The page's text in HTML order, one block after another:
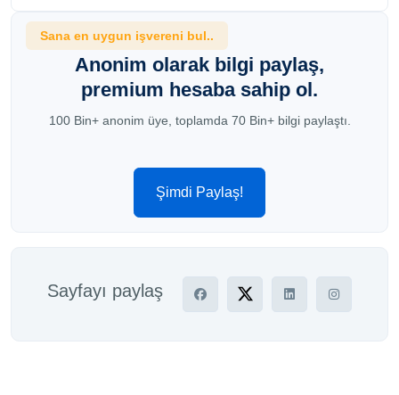
Sana en uygun işvereni bul..
Anonim olarak bilgi paylaş,
premium hesaba sahip ol.
100 Bin+ anonim üye, toplamda 70 Bin+ bilgi paylaştı.
Şimdi Paylaş!
Sayfayı paylaş